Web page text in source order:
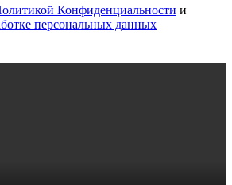
Конфиденциальности и
персональных данных